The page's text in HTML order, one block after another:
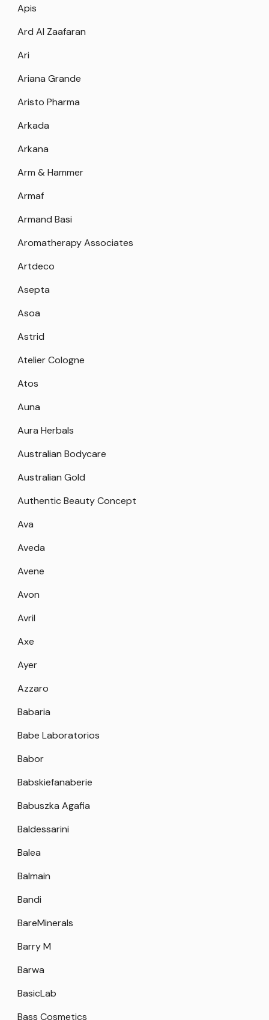
Apis
Ard Al Zaafaran
Ari
Ariana Grande
Aristo Pharma
Arkada
Arkana
Arm & Hammer
Armaf
Armand Basi
Aromatherapy Associates
Artdeco
Asepta
Asoa
Astrid
Atelier Cologne
Atos
Auna
Aura Herbals
Australian Bodycare
Australian Gold
Authentic Beauty Concept
Ava
Aveda
Avene
Avon
Avril
Axe
Ayer
Azzaro
Babaria
Babe Laboratorios
Babor
Babskiefanaberie
Babuszka Agafia
Baldessarini
Balea
Balmain
Bandi
BareMinerals
Barry M
Barwa
BasicLab
Bass Cosmetics